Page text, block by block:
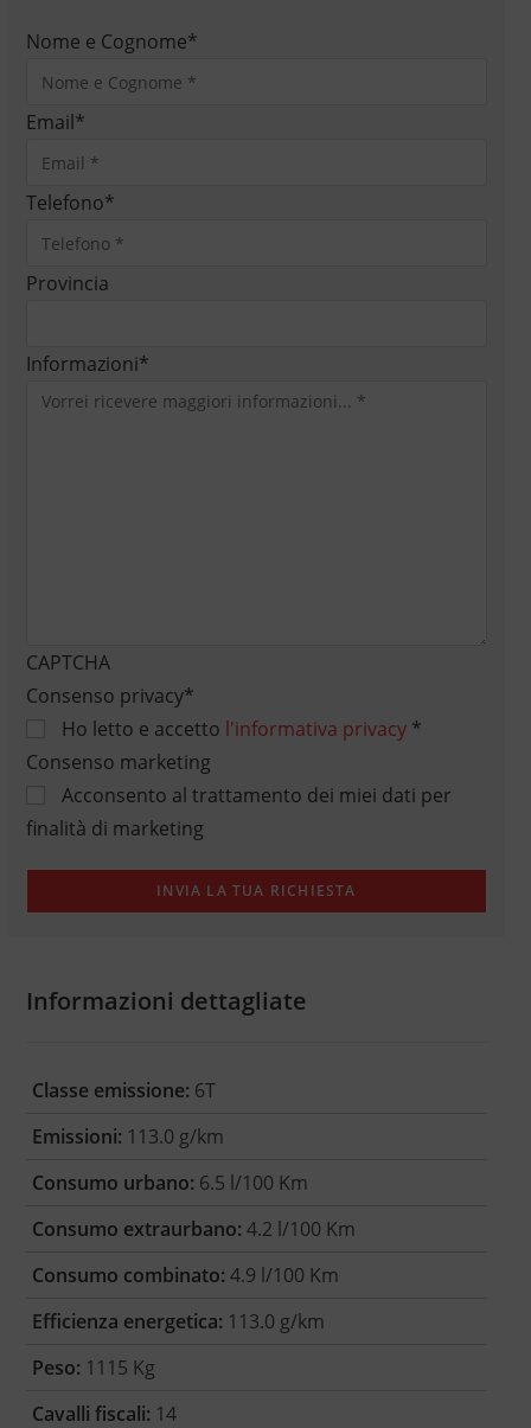
Nome e Cognome*
Email*
Telefono*
Provincia
Informazioni*
CAPTCHA
Consenso privacy*
Ho letto e accetto l'informativa privacy*
Consenso marketing
Acconsento al trattamento dei miei dati per
finalità di marketing
Informazioni dettagliate
Classe emissione: 6T
Emissioni: 113.0 g/km
Consumo urbano: 6.5 l/100 Km
Consumo extraurbano: 4.2 l/100 Km
Consumo combinato: 4.9 l/100 Km
Efficienza energetica: 113.0 g/km
Peso: 1115 Kg
Cavalli fiscali: 14